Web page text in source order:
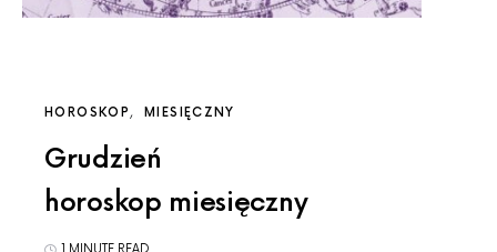
HOROSKOP MIESIĘCZNY
Grudzień
horoskop miesięczny